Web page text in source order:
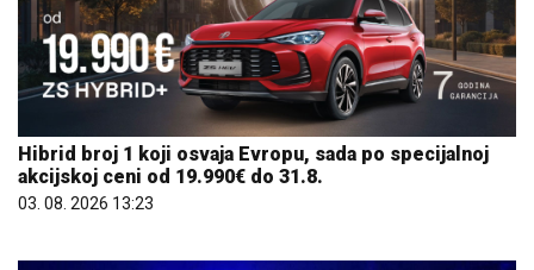
Hibrid broj 1 koji osvaja Evropu, sada po specijalnoj
akcijskoj ceni od 19.990€ do 31.8.
03. 08. 2026 13:23